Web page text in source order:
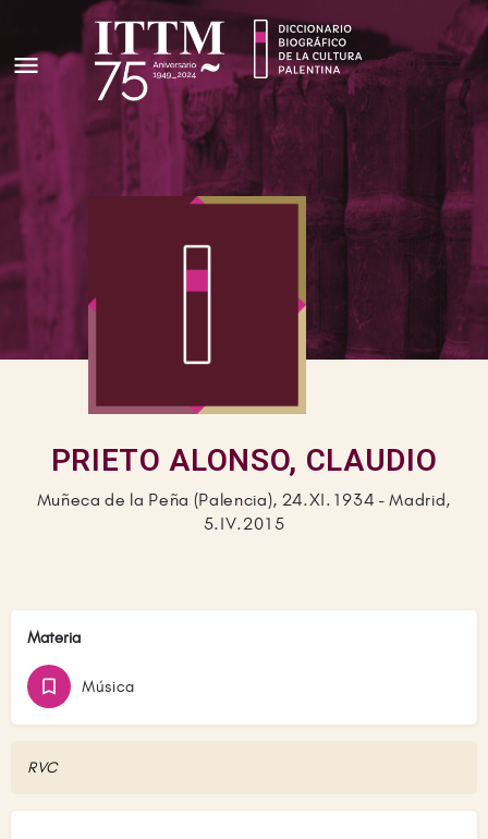
PRIETO ALONSO, CLAUDIO
Muñeca de la Peña (Palencia), 24.XI.1934 - Madrid,
5.IV.2015
Materia
Música
RVC